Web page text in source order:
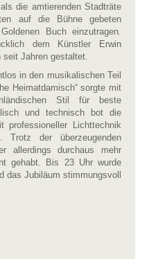
die amtierenden Stadträte
auf die Bühne gebeten
Buch einzutragen.
dem Künstler Erwin
Jahren gestaltet.
in den musikalischen Teil
Heimatdamisch“ sorgte mit
Stil für beste
und technisch bot die
professioneller Lichttechnik
Trotz der überzeugenden
allerdings durchaus mehr
gehabt. Bis 23 Uhr wurde
das Jubiläum stimmungsvoll